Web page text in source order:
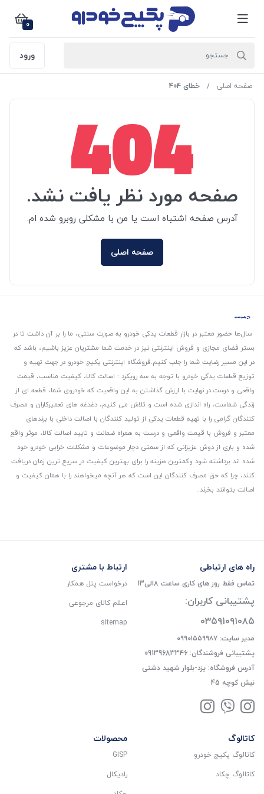
0
ورود
صفحه اصلی خطای 404
404
صفحه مورد نظر یافت نشد.
آدرس صفحه اشتباه است یا من با مشکلی روبرو شده ام.
صفحه اصلی
سال‌ها حضور معتبر در بازار قطعات یدکی خودرو به صورت سنتی، ما را بر آن داشت تا در
بستر فضای مجازی و فروش اینترنتی نیز در خدمت شما مشتریان عزیز باشیم، باشد که
در این مسیر رضایت شما را جلب کنیم.فروشگاه اینترنتی پکیج خودرو در جهت تهیه و
توزیع قطعات یدکی خودرو با توجه به سه رویکرد : اصالت کالا، کیفیت مناسب، قیمت
واقعی و درست.در نهایت با ارزش گذاشتن به این واقعیت که خودروی شما، قطعه ای از
زندگی شماست، راه اندازی شده است و تلاش می کنیم، دغدغه های تعمیرکاران و مصرف
کنندگان گرامی را با تهیه قطعات یدکی از تولید کنندگان با اصالت داخلی با برندهای
معتبر و فروش با قیمت واقعی و درست به همراه ضمانت و تایید اصالت کالا، موثر واقع
شده و باری از دوش عزیزانی که از سمتی دچار موضوعات و مشکلات خرابی خودرو خود
شده اند برداشته شود و‌کمترین هزینه را برای بهترین کیفیت در سریع ترین زمان دریافت
کنند، چرا که حق مصرف کنندگان این است که هر آنچه میخواهند را با همان کیفیت و
اصالت بتوانند بخرند..
راه های ارتباطی
تماس فقط روز های کاری ساعت 8الی13
پشتیبانی کاربران:
۰۳۵۹۱۰۹۱۰۸۵
مدیر سایت: ۰۹۹۰۱۵۵۹۹۸۷
پشتیبانی فروشندگان: 09139683346
آدرس فروشگاه: یزد-بلوار شهید دشتی
نبش کوچه 45
ارتباط با مشتری
درخواست پنل همکار
اعلام کالای مرجوعی
sitemap
کاتالوگ
کاتالوگ پکیج خودرو
کاتالوگ چکاد
محصولات
GISP
رادیکال